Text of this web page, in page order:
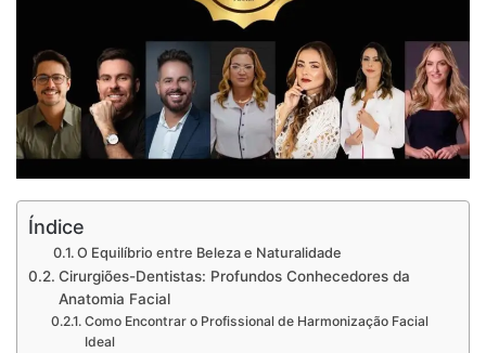
Índice
O Equilíbrio entre Beleza e Naturalidade
Cirurgiões-Dentistas: Profundos Conhecedores da
Anatomia Facial
Como Encontrar o Profissional de Harmonização Facial
Ideal